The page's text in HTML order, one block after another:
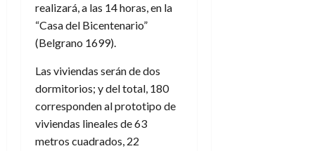
realizará, a las 14 horas, en la
“Casa del Bicentenario”
(Belgrano 1699).
Las viviendas serán de dos
dormitorios; y del total, 180
corresponden al prototipo de
viviendas lineales de 63
metros cuadrados, 22